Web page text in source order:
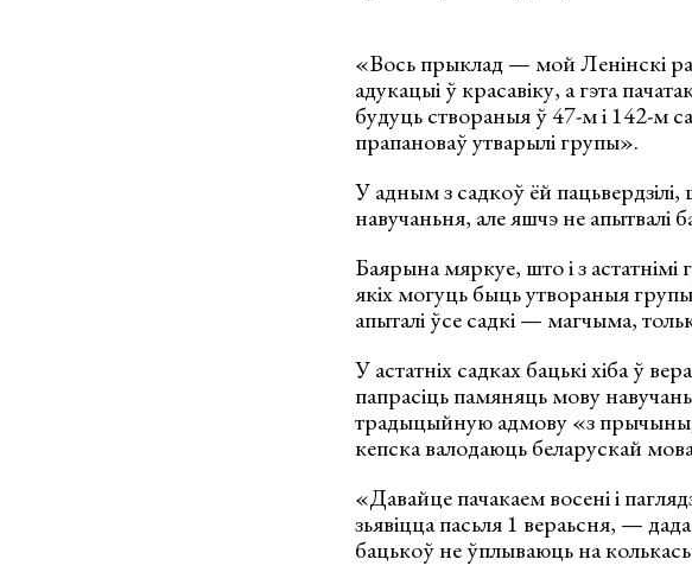
«Вось прыклад — мой Ленінскі
адукацыі ў красавіку, а гэта
будуць створаныя ў 47-м і 142-м
прапановаў утварылі групы».
У адным з садкоў ёй
навучаньня, але яшчэ не апытвалі
Баярына мяркуе, што і з астатнімі
якіх могуць быць утвораныя
апыталі ўсе садкі — магчыма,
У астатніх садках бацькі хіба ў
папрасіць памяняць мову
традыцыйную адмову «з прычыны,
кепска валодаюць беларускай
«Давайце пачакаем восені і
зьявіцца пасьля 1 вераьсня, —
бацькоў не ўплываюць на